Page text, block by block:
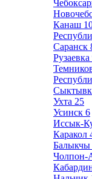
Канаш
Саранск
Рузаевка
Ухта 25
Усинск 6
Иссык-
Каракол
Балыкчы
Чолпон-